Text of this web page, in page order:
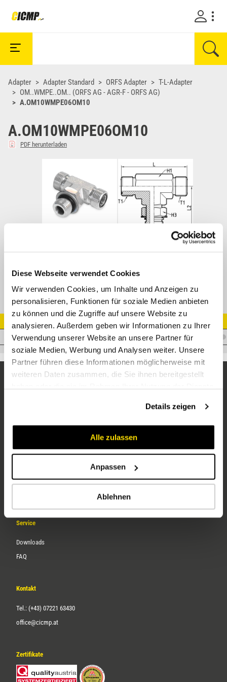
Diese Webseite verwendet Cookies
Wir verwenden Cookies, um Inhalte und Anzeigen zu
personalisieren, Funktionen für soziale Medien anbieten
zu können und die Zugriffe auf unsere Website zu
analysieren. Außerdem geben wir Informationen zu Ihrer
Verwendung unserer Website an unsere Partner für
soziale Medien, Werbung und Analysen weiter. Unsere
Partner führen diese Informationen möglicherweise mit
weiteren Daten zusammen, die Sie ihnen bereitgestellt
Details zeigen
Alle zulassen
Anpassen
Ablehnen
Adapter Adapter Standard ORFS Adapter
T-L-Adapter
OM..WMPE..OM.. (ORFS AG - AGR-F - ORFS AG)
A.OM10WMPE06OM10
A.OM10WMPE06OM10
PDF herunterladen
Artikel Nr.
A.OM10WMPE06OM10
Unternehmen
Service
Downloads
FAQ
Kontakt
Tel.: (+43) 07221 63430
office@cicmp.at
Zertifikate